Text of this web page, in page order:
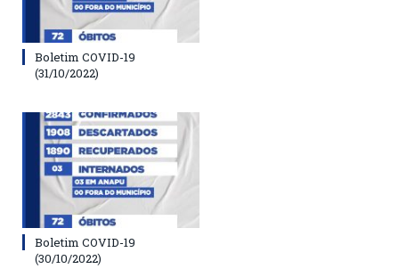
Boletim COVID-19
(31/10/2022)
Boletim COVID-19
(30/10/2022)